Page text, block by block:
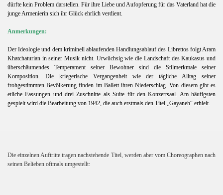
dürfte kein Problem darstellen. Für ihre Liebe und Aufopferung für das Vaterland hat die
junge Armenierin sich ihr Glück ehrlich verdient.
Anmerkungen:
Der Ideologie und dem kriminell ablaufenden Handlungsablauf des Librettos folgt Aram
Khatchaturian in seiner Musik nicht. Urwüchsig wie die Landschaft des Kaukasus und
überschäumendes Temperament seiner Bewohner sind die Stilmerkmale seiner
Komposition. Die kriegerische Vergangenheit wie der tägliche Alltag seiner
frohgestimmten Bevölkerung finden im Ballett ihren Niederschlag. Von diesem gibt es
etliche Fassungen und drei Zuschnitte als Suite für den Konzertsaal. Am häufigsten
gespielt wird die Bearbeitung von 1942, die auch erstmals den Titel „Gayaneh“ erhielt.
Die einzelnen Auftritte tragen nachstehende Titel, werden aber vom Choreographen nach
seinen Belieben oftmals umgestellt: